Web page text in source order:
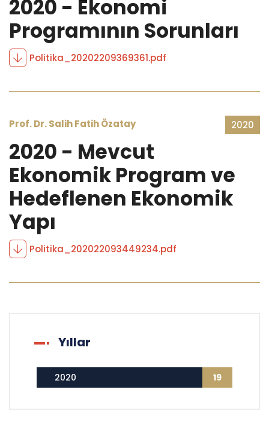
2020 - Ekonomi
Programının Sorunları
Politika_20202209369361.pdf
Prof. Dr. Salih Fatih Özatay 2020
2020 - Mevcut
Ekonomik Program ve
Hedeflenen Ekonomik
Yapı
Politika_202022093449234.pdf
Yıllar
2020 19